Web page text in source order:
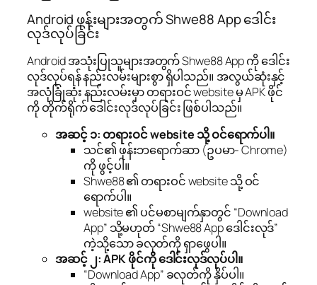
Android ဖုန်းများအတွက် Shwe88 App ဒေါင်း
လုဒ်လုပ်ခြင်း
Android အသုံးပြုသူများအတွက် Shwe88 App ကို ဒေါင်း
လုဒ်လုပ်ရန် နည်းလမ်းများစွာ ရှိပါသည်။ အလွယ်ဆုံးနှင့်
အလုံခြုံဆုံး နည်းလမ်းမှာ တရားဝင် website မှ APK ဖိုင်
ကို တိုက်ရိုက် ဒေါင်းလုဒ်လုပ်ခြင်း ဖြစ်ပါသည်။
အဆင့် ၁: တရားဝင် website သို့ ဝင်ရောက်ပါ။
သင်၏ ဖုန်းဘရောက်ဆာ (ဥပမာ- Chrome)
ကို ဖွင့်ပါ။
Shwe88 ၏ တရားဝင် website သို့ ဝင်
ရောက်ပါ။
website ၏ ပင်မစာမျက်နှာတွင် “Download
App” သို့မဟုတ် “Shwe88 App ဒေါင်းလုဒ်”
ကဲ့သို့သော ခလုတ်ကို ရှာဖွေပါ။
အဆင့် ၂: APK ဖိုင်ကို ဒေါင်းလုဒ်လုပ်ပါ။
“Download App” ခလုတ်ကို နှိပ်ပါ။